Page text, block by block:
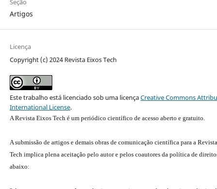
Seção
Artigos
Licença
Copyright (c) 2024 Revista Eixos Tech
Este trabalho está licenciado sob uma licençaCreative Commons
International License.
A Revista Eixos Tech é um periódico científico de acesso aberto e gratuito.
A submissão de artigos e demais obras de comunicação científica para a
Tech implica plena aceitação pelo autor e pelos coautores da política de
abaixo: